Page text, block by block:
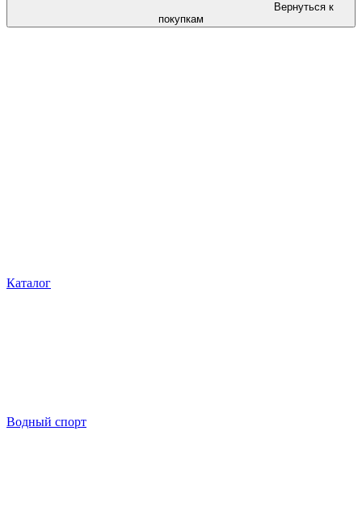
Вернуться к
покупкам
Каталог
Водный спорт